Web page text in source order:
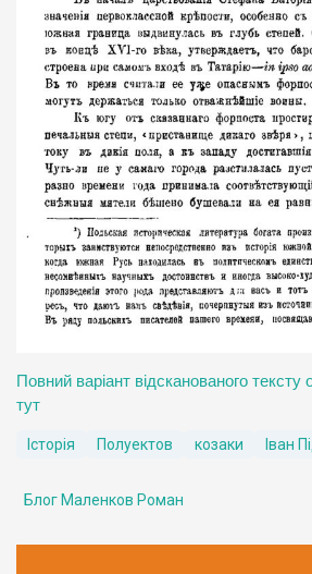
Повний варіант відсканованого тексту
тут
Історія Полуектов козаки Іван
Блог Маленков Роман